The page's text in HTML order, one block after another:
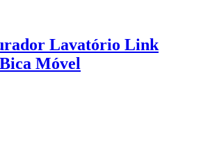
Lavatório Link
Móvel